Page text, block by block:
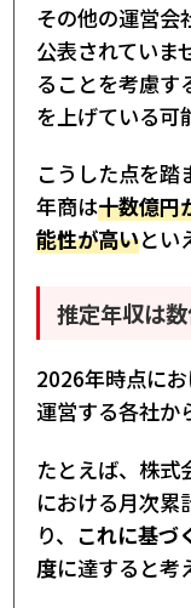
その他の運営会
公表されていま
ることを考慮す
を上げている可
こうした点を踏
年商は十数億円
能性が高いとい
推定年収は
2026年時点にお
運営する各社か
たとえば、株
における月次累
り、 これに基づ
度に達すると考